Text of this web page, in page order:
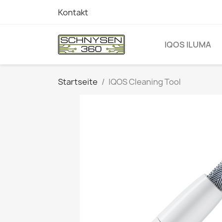
Kontakt
IQOS ILUMA
Startseite IQOS Cleaning Tool